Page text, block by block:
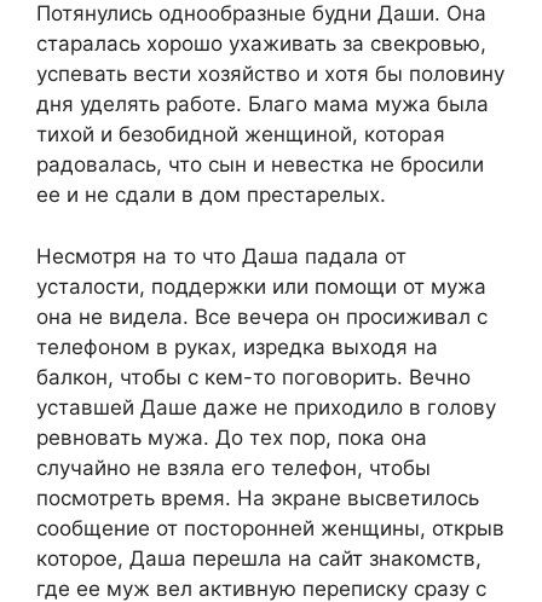
Потянулись однообразные будни Даши. Она
старалась хорошо ухаживать за свекровью,
успевать вести хозяйство и хотя бы половину
дня уделять работе. Благо мама мужа была
тихой и безобидной женщиной, которая
радовалась, что сын и невестка не бросили
ее и не сдали в дом престарелых.
Несмотря на то что Даша падала от
усталости, поддержки или помощи от мужа
она не видела. Все вечера он просиживал с
телефоном в руках, изредка выходя на
балкон, чтобы с кем-то поговорить. Вечно
уставшей Даше даже не приходило в голову
ревновать мужа. До тех пор, пока она
случайно не взяла его телефон, чтобы
посмотреть время. На экране высветилось
сообщение от посторонней женщины, открыв
которое, Даша перешла на сайт знакомств,
где ее муж вел активную переписку сразу с